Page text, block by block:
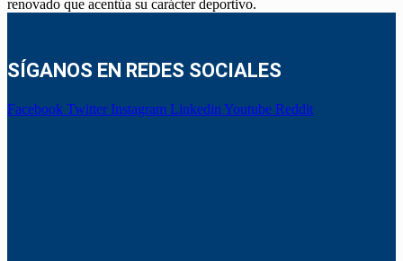
renovado que acentúa su carácter deportivo.
SÍGANOS EN REDES SOCIALES
Facebook Twitter Instagram Linkedin Youtube Reddit